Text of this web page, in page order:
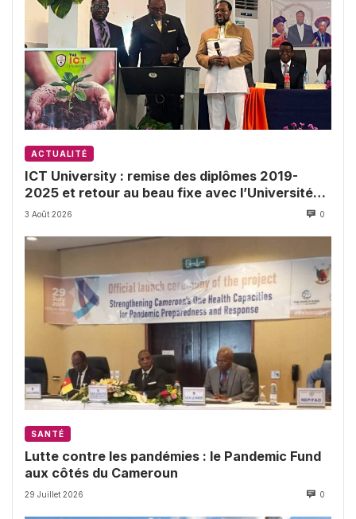
ACTUALITÉ
ICT University : remise des diplômes 2019-
2025 et retour au beau fixe avec l’Université
de Buea
3 Août 2026 0
SANTÉ
Lutte contre les pandémies : le Pandemic Fund
aux côtés du Cameroun
29 Juillet 2026 0